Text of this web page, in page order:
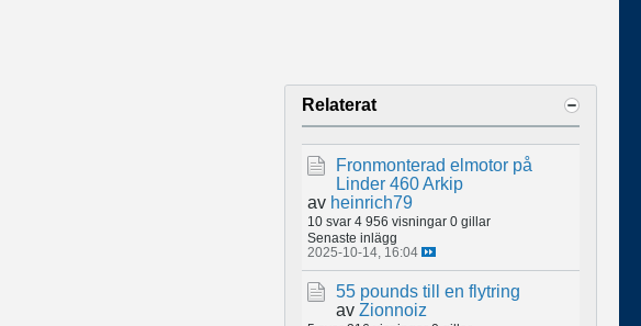
Relaterat
Fronmonterad elmotor på
Linder 460 Arkip
av heinrich79
10 svar 4 956 visningar 0 gillar
Senaste inlägg
2025-10-14, 16:04
55 pounds till en flytring
av Zionnoiz